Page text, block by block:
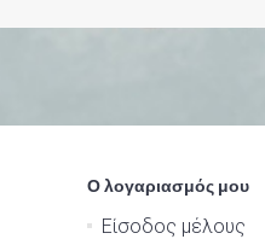
Ο λογαριασμός μου
Είσοδος μέλους